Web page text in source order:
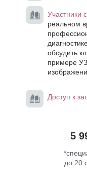
Участники
реальном
обсудить
примере
Доступ к
до 20
5